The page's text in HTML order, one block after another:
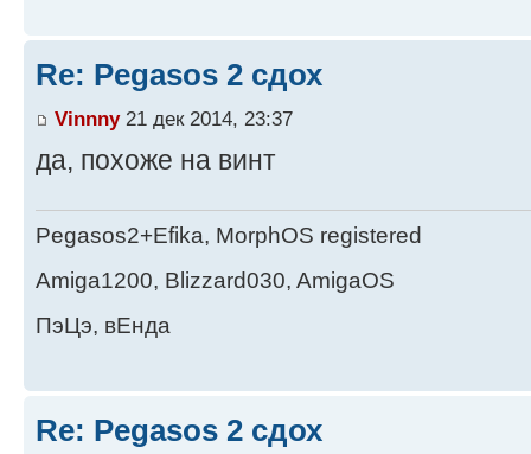
Re: Pegasos 2 сдох
Vinnny21 дек 2014, 23:37
да, похоже на винт
Pegasos2+Efika, MorphOS registered
Amiga1200, Blizzard030, AmigaOS
ПэЦэ, вЕнда
Re: Pegasos 2 сдох